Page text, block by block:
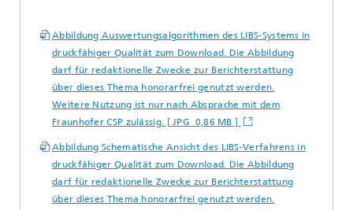
Abbildung Auswertungsalgorithmen des LIBS-Systems in
druckfähiger Qualität zum Download. Die Abbildung
darf für redaktionelle Zwecke zur Berichterstattung
über dieses Thema honorarfrei genutzt werden.
Weitere Nutzung ist nur nach Absprache mit dem
Fraunhofer CSP zulässig. [ JPG 0,86 MB ]
Abbildung Schematische Ansicht des LIBS-Verfahrens in
druckfähiger Qualität zum Download. Die Abbildung
darf für redaktionelle Zwecke zur Berichterstattung
über dieses Thema honorarfrei genutzt werden.